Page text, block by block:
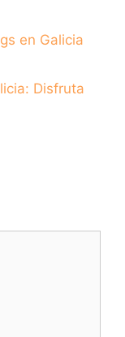
en Galicia
Disfruta